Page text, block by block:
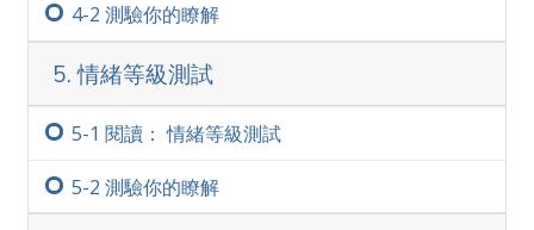
測驗你的瞭解
5. 情緒等級測試
閱讀： 情緒等級測試
測驗你的瞭解